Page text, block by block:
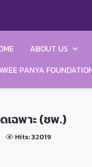
ABOUT US
PANYA
ฉพาะ (ชพ.)
Hits: 32019